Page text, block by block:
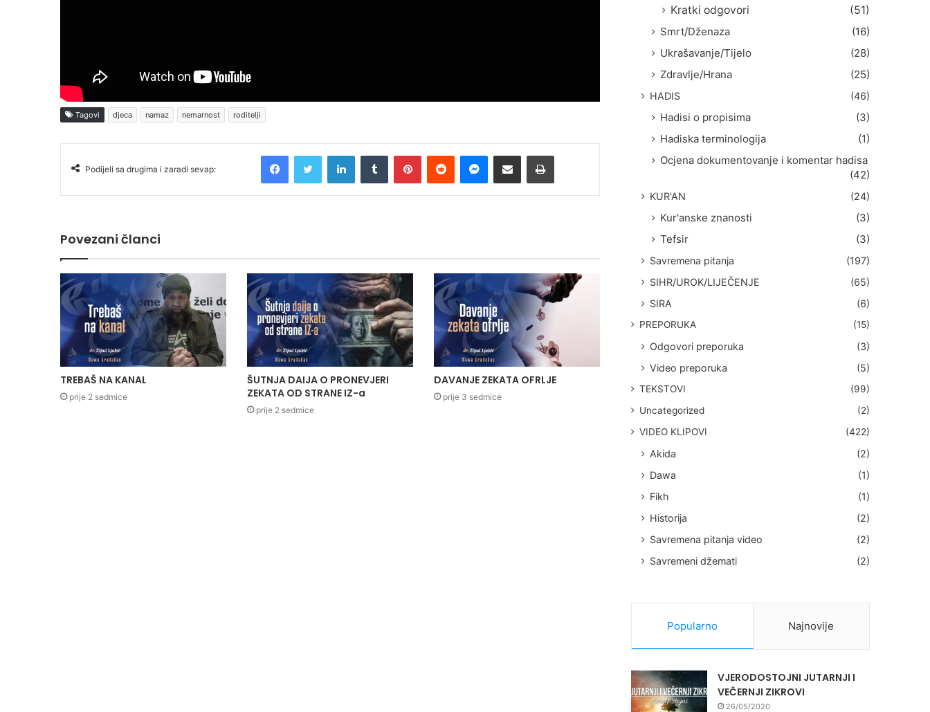
Tagovi djeca namaz nemarnost roditelji
Podijeli sa drugima i zaradi sevap:
Povezani članci
TREBAŠ NA KANAL
prije 2 sedmice
ŠUTNJA DAIJA O PRONEVJERI
ZEKATA OD STRANE IZ-a
prije 2 sedmice
DAVANJE ZEKATA OFRLJE
prije 3 sedmice
Kratki odgovori
(51)
Smrt/Dženaza
(16)
Ukrašavanje/Tijelo
(28)
Zdravlje/Hrana
(25)
HADIS (46)
Hadisi o propisima
(3)
Hadiska terminologija
(1)
Ocjena dokumentovanje i komentar hadisa
(42)
KUR'AN (24)
Kur'anske znanosti
(3)
Tefsir
(3)
Savremena pitanja
(197)
SIHR/UROK/LIJEČENJE
(65)
SIRA
(6)
PREPORUKA (15)
Odgovori preporuka
(3)
Video preporuka
(5)
TEKSTOVI
(99)
Uncategorized
(2)
VIDEO KLIPOVI
(422)
Akida
(2)
Dawa
(1)
Fikh
(1)
Historija
(2)
Savremena pitanja video
(2)
Savremeni džemati
(2)
Popularno Najnovije
VJERODOSTOJNI JUTARNJI I
VEČERNJI ZIKROVI
26/05/2020